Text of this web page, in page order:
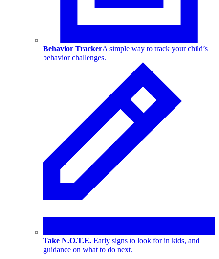
Behavior TrackerA simple way to track your child’s
behavior challenges.
Take N.O.T.E. Early signs to look for in kids, and
guidance on what to do next.